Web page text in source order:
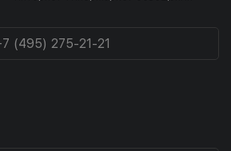
(495) 275-21-21